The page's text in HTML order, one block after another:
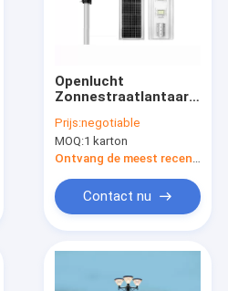
Openlucht
Zonnestraatlantaarn
Prijs:negotiable
MOQ:1 karton
Contact nu